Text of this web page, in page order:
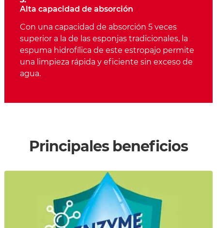
Alta capacidad de absorción
Con una capacidad de absorción 5 veces
superior a la de las esponjas tradicionales, la
espuma hidrofílica de este estropajo permite
una limpieza rápida y eficiente sin exceso de
agua.
Principales beneficios